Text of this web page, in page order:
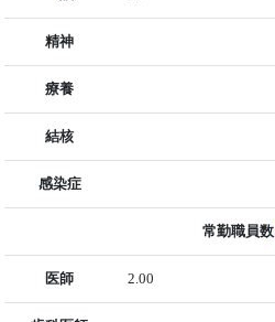
精神
療養
結核
感染症
常勤職員数
医師 2.00